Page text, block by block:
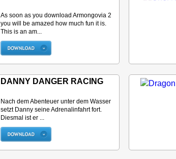
As soon as you download Armongovia 2
you will be amazed how much fun it is.
This is an am...
DANNY DANGER RACING
Nach dem Abenteuer unter dem Wasser
setzt Danny seine Adrenalinfahrt fort.
Diesmal ist er ...